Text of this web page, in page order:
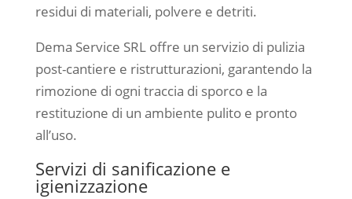
residui di materiali, polvere e detriti.
Dema Service SRL offre un servizio di pulizia
post-cantiere e ristrutturazioni, garantendo la
rimozione di ogni traccia di sporco e la
restituzione di un ambiente pulito e pronto
all’uso.
Servizi di sanificazione e
igienizzazione